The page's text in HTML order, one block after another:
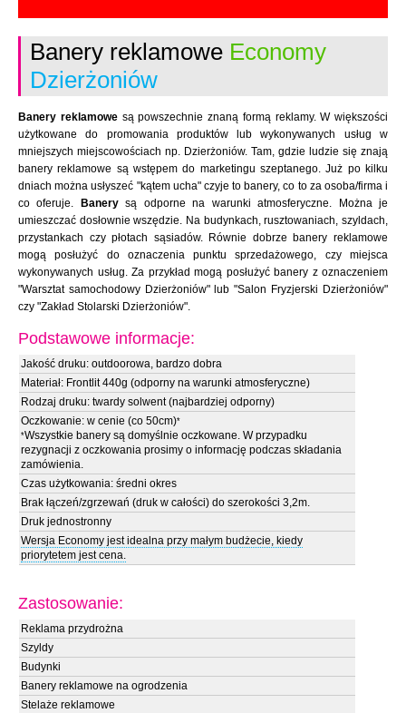
Banery reklamowe Economy
Dzierżoniów
Banery reklamowesą powszechnie znaną formą reklamy. W większości
użytkowane do promowania produktów lub wykonywanych usług w
mniejszych miejscowościach np. Dzierżoniów. Tam, gdzie ludzie się znają
banery reklamowe są wstępem do marketingu szeptanego. Już po kilku
dniach można usłyszeć "kątem ucha" czyje to banery, co to za osoba/firma i
co oferuje.
Banerysą odporne na warunki atmosferyczne. Można je
umieszczać dosłownie wszędzie. Na budynkach, rusztowaniach, szyldach,
przystankach czy płotach sąsiadów. Równie dobrze banery reklamowe
mogą posłużyć do oznaczenia punktu sprzedażowego, czy miejsca
wykonywanych usług. Za przykład mogą posłużyć banery z oznaczeniem
"Warsztat samochodowy Dzierżoniów" lub "Salon Fryzjerski Dzierżoniów"
czy "Zakład Stolarski Dzierżoniów".
Podstawowe informacje:
Jakość druku: outdoorowa, bardzo dobra
Materiał: Frontlit 440g (odporny na warunki atmosferyczne)
Rodzaj druku: twardy solwent (najbardziej odporny)
Oczkowanie: w cenie (co 50cm)*
*Wszystkie banery są domyślnie oczkowane. W przypadku
rezygnacji z oczkowania prosimy o informację podczas składania
zamówienia.
Czas użytkowania: średni okres
Brak łączeń/zgrzewań (druk w całości) do szerokości 3,2m.
Druk jednostronny
Wersja Economy jest idealna przy małym budżecie, kiedy
priorytetem jest cena.
Zastosowanie:
Reklama przydrożna
Szyldy
Budynki
Banery reklamowe na ogrodzenia
Stelaże reklamowe